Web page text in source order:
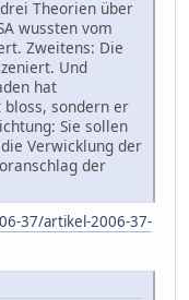
Theorien über
wussten vom
Zweitens: Die
Und
hat
sondern er
Sie sollen
Verwicklung der
der
37/artikel-2006-37-